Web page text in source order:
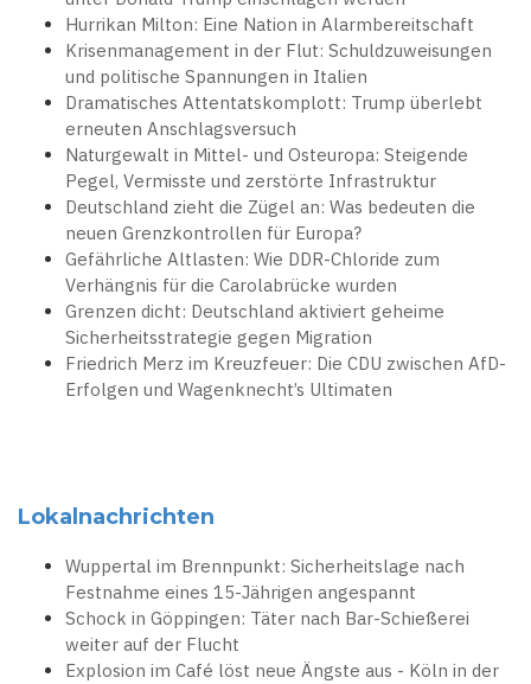
Hurrikan Milton: Eine Nation in Alarmbereitschaft
Krisenmanagement in der Flut: Schuldzuweisungen
und politische Spannungen in Italien
Dramatisches Attentatskomplott: Trump überlebt
erneuten Anschlagsversuch
Naturgewalt in Mittel- und Osteuropa: Steigende
Pegel, Vermisste und zerstörte Infrastruktur
Deutschland zieht die Zügel an: Was bedeuten die
neuen Grenzkontrollen für Europa?
Gefährliche Altlasten: Wie DDR-Chloride zum
Verhängnis für die Carolabrücke wurden
Grenzen dicht: Deutschland aktiviert geheime
Sicherheitsstrategie gegen Migration
Friedrich Merz im Kreuzfeuer: Die CDU zwischen AfD-
Erfolgen und Wagenknecht’s Ultimaten
Lokalnachrichten
Wuppertal im Brennpunkt: Sicherheitslage nach
Festnahme eines 15-Jährigen angespannt
Schock in Göppingen: Täter nach Bar-Schießerei
weiter auf der Flucht
Explosion im Café löst neue Ängste aus - Köln in der